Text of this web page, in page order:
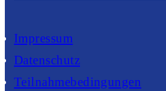
Impressum
Datenschutz
Teilnahmebedingungen